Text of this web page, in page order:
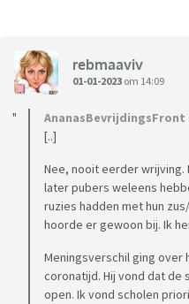
rebmaaviv
01-01-2023 om 14:09
AnanasBevrijdingsFront
[..]
Nee, nooit eerder wrijving.
later pubers weleens
ruzies hadden met hun
hoorde er gewoon bij. Ik
Meningsverschil ging over
coronatijd. Hij vond dat de
open. Ik vond scholen